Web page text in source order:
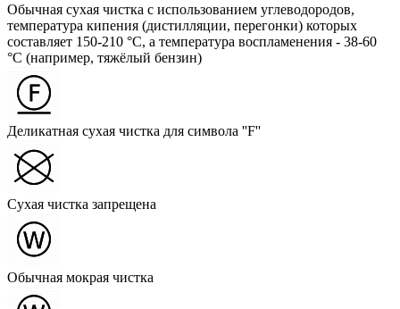
Обычная сухая чистка с использованием углеводородов,
температура кипения (дистилляции, перегонки) которых
составляет 150-210 °C, а температура воспламенения - 38-60
°C (например, тяжёлый бензин)
Деликатная сухая чистка для символа ''F''
Сухая чистка запрещена
Обычная мокрая чистка